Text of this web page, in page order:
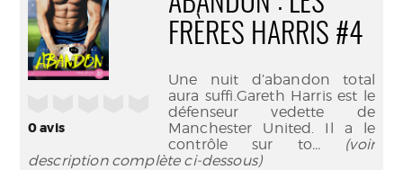
0avis
FRÈRES HARRIS #4
Une nuit d’abandon total
aura suffi.Gareth Harris est le
défenseur vedette de
Manchester United. Il a le
contrôle sur to... (voir
description complète ci-dessous)